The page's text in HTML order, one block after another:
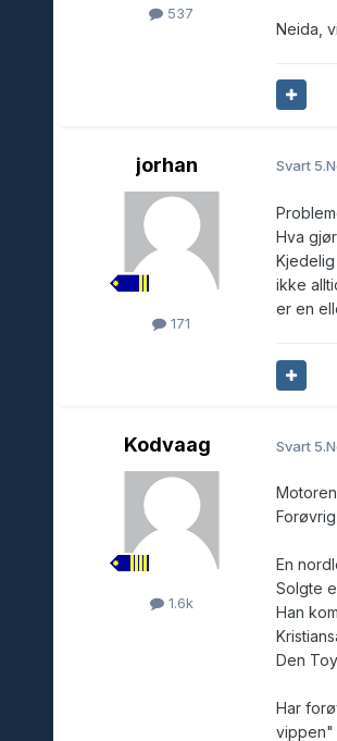
537
Neida,
jorhan
171
Svart
Hva
ikke
er en
Kodvaag
1.6k
Svart
En
Solgte
Han
Den
Har
vippen"